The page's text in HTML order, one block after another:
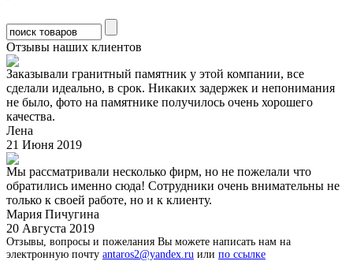
Отзывы наших клиентов
Заказывали гранитный памятник у этой компании, все
сделали идеально, в срок. Никаких задержек и непонимания
не было, фото на памятнике получилось очень хорошего
качества.
Лена
21 Июня 2019
Мы рассматривали несколько фирм, но не пожелали что
обратились именно сюда! Сотрудники очень внимательны не
только к своей работе, но и к клиенту.
Мария Пичугина
20 Августа 2019
Отзывы, вопросы и пожелания Вы можете написать нам на
электронную почту antaros2@yandex.ru или по ссылке